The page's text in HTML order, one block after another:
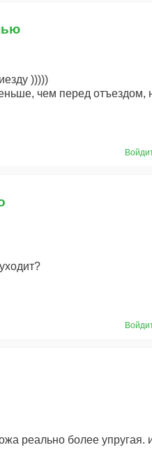
)))))
чем перед отъездом,
реально более